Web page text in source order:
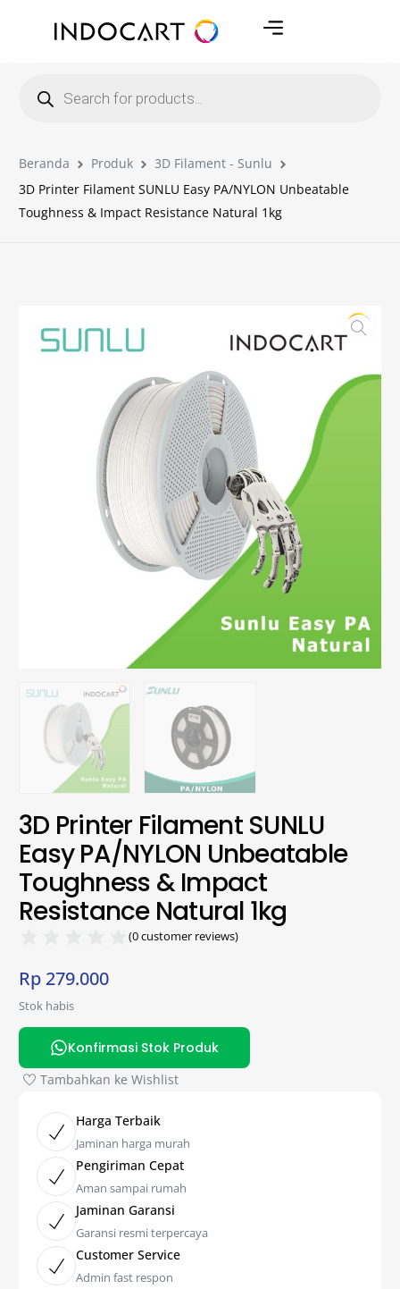
Beranda Produk
3D Filament - Sunlu
3D Printer Filament SUNLU Easy PA/NYLON Unbeatable
Toughness & Impact Resistance Natural 1kg
3D Printer Filament SUNLU
Easy PA/NYLON Unbeatable
Toughness & Impact
Resistance Natural 1kg
(0customer reviews)
Rp 279.000
Stok habis
Konfirmasi Stok Produk
Tambahkan ke Wishlist
Harga Terbaik
Jaminan harga murah
Pengiriman Cepat
Aman sampai rumah
Jaminan Garansi
Garansi resmi terpercaya
Customer Service
Admin fast respon